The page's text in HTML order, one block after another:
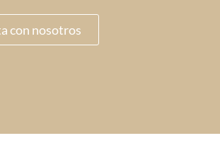
con nosotros